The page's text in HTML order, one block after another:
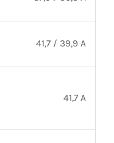
41,7 / 39,9 A
41,7 A